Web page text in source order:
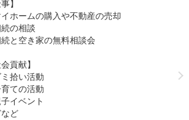
】
ホームの購入や不動産の売却
の相談
と空き家の無料相談会
会貢献】
拾い活動
ての活動
イベント
ど